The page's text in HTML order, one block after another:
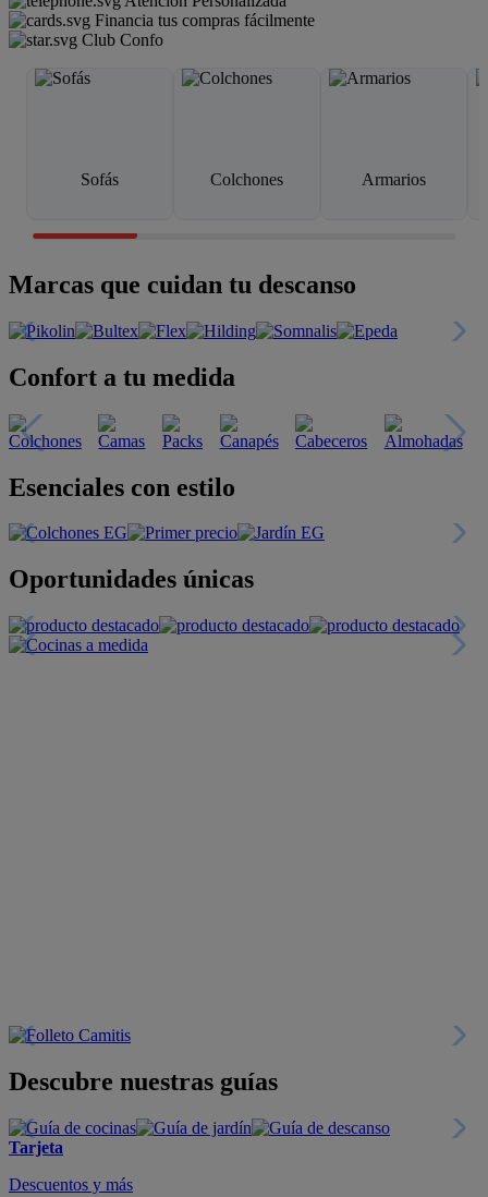
Financia tus compras fácilmente
Club Confo
Sofás Colchones Armarios
Marcas que cuidan tu descanso
Confort a tu medida
Esenciales con estilo
Oportunidades únicas
Descubre nuestras guías
Tarjeta
Descuentos y más